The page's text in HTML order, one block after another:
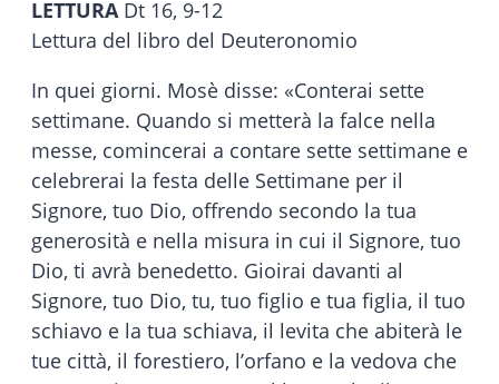
LETTURADt 16, 9-12
Lettura del libro del Deuteronomio
In quei giorni. Mosè disse: «Conterai sette
settimane. Quando si metterà la falce nella
messe, comincerai a contare sette settimane e
celebrerai la festa delle Settimane per il
Signore, tuo Dio, offrendo secondo la tua
generosità e nella misura in cui il Signore, tuo
Dio, ti avrà benedetto. Gioirai davanti al
Signore, tuo Dio, tu, tuo figlio e tua figlia, il tuo
schiavo e la tua schiava, il levita che abiterà le
tue città, il forestiero, l’orfano e la vedova che